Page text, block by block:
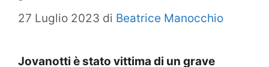
27 Luglio 2023 di Beatrice Manocchio
Jovanotti è stato vittima di un grave